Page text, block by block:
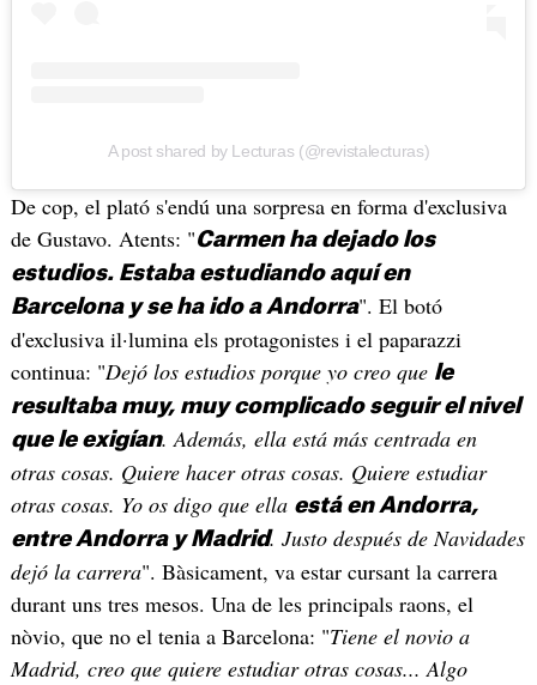
A post shared by Lecturas (@revistalecturas)
De cop, el plató s'endú una sorpresa en forma d'exclusiva
de Gustavo. Atents: "Carmen ha dejado los
estudios. Estaba estudiando aquí en
Barcelona y se ha ido a Andorra". El botó
d'exclusiva il·lumina els protagonistes i el paparazzi
continua: "Dejó los estudios porque yo creo que le
resultaba muy, muy complicado seguir el nivel
que le exigían. Además, ella está más centrada en
otras cosas. Quiere hacer otras cosas. Quiere estudiar
otras cosas. Yo os digo que ella está en Andorra,
entre Andorra y Madrid. Justo después de Navidades
dejó la carrera". Bàsicament, va estar cursant la carrera
durant uns tres mesos. Una de les principals raons, el
nòvio, que no el tenia a Barcelona: "Tiene el novio a
Madrid, creo que quiere estudiar otras cosas... Algo